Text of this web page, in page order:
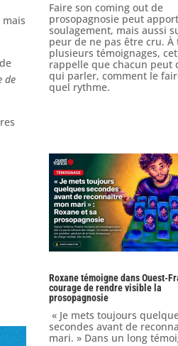
de
Faire son coming out de
prosopagnosie peut
soulagement, mais aussi
peur de ne pas être cru. À
plusieurs témoignages,
rappelle que chacun peut
qui parler, comment le
quel rythme.
Roxane témoigne dans Ouest-
courage de rendre visible la
prosopagnosie
« Je mets toujours
secondes avant de
mari. » Dans un long